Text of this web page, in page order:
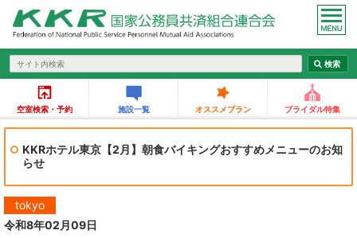
空室検索・予約 施設一覧 オススメプラン ブライダル特集
KKRホテル東京【2月】朝食バイキングおすすめメニューのお知
らせ
tokyo
令和8年02月09日